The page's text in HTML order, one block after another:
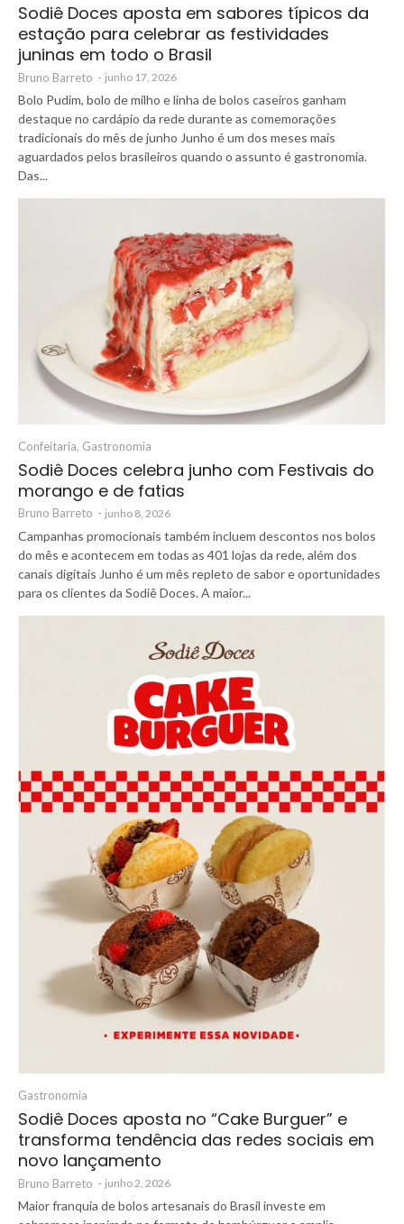
Sodiê Doces aposta em sabores típicos da
estação para celebrar as festividades
juninas em todo o Brasil
Bruno Barreto - junho 17, 2026
Bolo Pudim, bolo de milho e linha de bolos caseiros ganham
destaque no cardápio da rede durante as comemorações
tradicionais do mês de junho Junho é um dos meses mais
aguardados pelos brasileiros quando o assunto é gastronomia.
Das...
Confeitaria, Gastronomia
Sodiê Doces celebra junho com Festivais do
morango e de fatias
Bruno Barreto - junho 8, 2026
Campanhas promocionais também incluem descontos nos bolos
do mês e acontecem em todas as 401 lojas da rede, além dos
canais digitais Junho é um mês repleto de sabor e oportunidades
para os clientes da Sodiê Doces. A maior...
Gastronomia
Sodiê Doces aposta no “Cake Burguer” e
transforma tendência das redes sociais em
novo lançamento
Bruno Barreto - junho 2, 2026
Maior franquia de bolos artesanais do Brasil investe em